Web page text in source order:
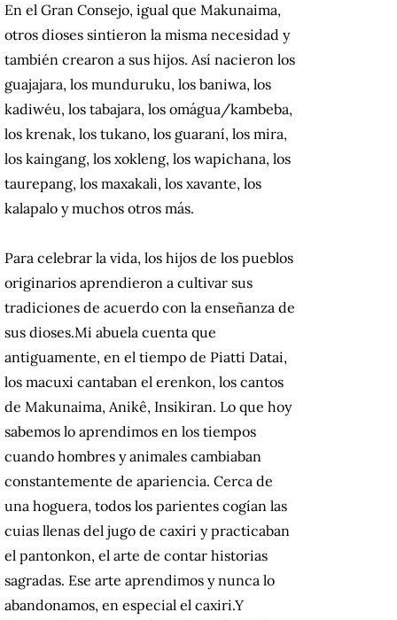
En el Gran Consejo, igual que Makunaima,
otros dioses sintieron la misma necesidad y
también crearon a sus hijos. Así nacieron los
guajajara, los munduruku, los baniwa, los
kadiwéu, los tabajara, los omágua/kambeba,
los krenak, los tukano, los guaraní, los mira,
los kaingang, los xokleng, los wapichana, los
taurepang, los maxakali, los xavante, los
kalapalo y muchos otros más.
Para celebrar la vida, los hijos de los pueblos
originarios aprendieron a cultivar sus
tradiciones de acuerdo con la enseñanza de
sus dioses.Mi abuela cuenta que
antiguamente, en el tiempo de Piatti Datai,
los macuxi cantaban el erenkon, los cantos
de Makunaima, Anikê, Insikiran. Lo que hoy
sabemos lo aprendimos en los tiempos
cuando hombres y animales cambiaban
constantemente de apariencia. Cerca de
una hoguera, todos los parientes cogían las
cuias llenas del jugo de caxiri y practicaban
el pantonkon, el arte de contar historias
sagradas. Ese arte aprendimos y nunca lo
abandonamos, en especial el caxiri.Y